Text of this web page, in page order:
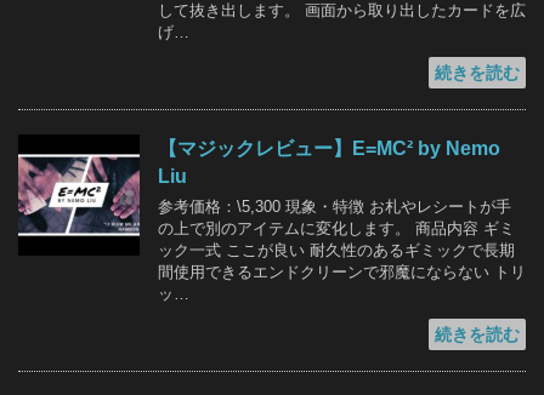
して抜き出します。 画面から取り出したカードを広
げ…
続きを読む
【マジックレビュー】E=MC² by Nemo
Liu
参考価格：\5,300 現象・特徴 お札やレシートが手
の上で別のアイテムに変化します。 商品内容 ギミ
ック一式 ここが良い 耐久性のあるギミックで長期
間使用できるエンドクリーンで邪魔にならない トリ
ッ…
続きを読む